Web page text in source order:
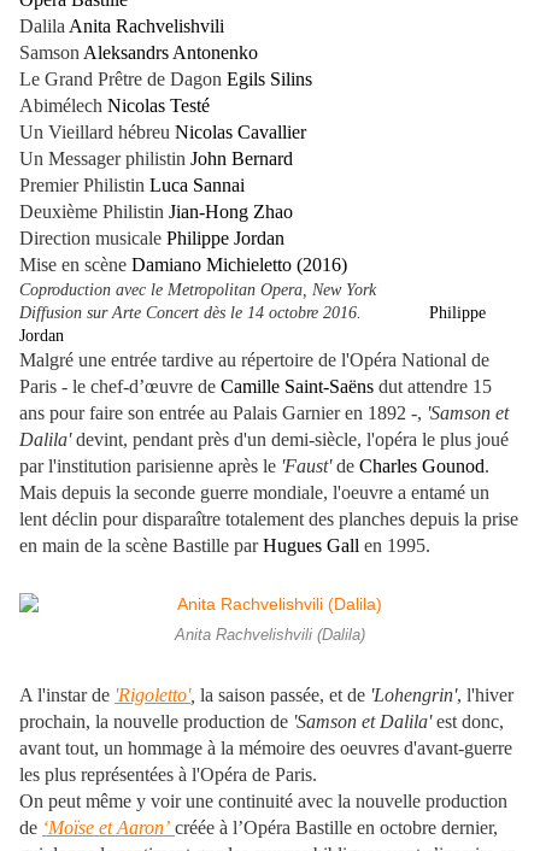
Dalila Anita Rachvelishvili
Samson Aleksandrs Antonenko
Le Grand Prêtre de Dagon Egils Silins
Abimélech Nicolas Testé
Un Vieillard hébreu Nicolas Cavallier
Un Messager philistin John Bernard
Premier Philistin Luca Sannai
Deuxième Philistin Jian-Hong Zhao
Direction musicale Philippe Jordan
Mise en scène Damiano Michieletto (2016)
Coproduction avec le Metropolitan Opera, New York
Diffusion sur Arte Concert dès le 14 octobre 2016.
Philippe
Jordan
Malgré une entrée tardive au répertoire de l'Opéra National de
Paris - le chef-d’œuvre de Camille Saint-Saëns dut attendre 15
ans pour faire son entrée au Palais Garnier en 1892 -, 'Samson et
Dalila'devint, pendant près d'un demi-siècle, l'opéra le plus joué
par l'institution parisienne après le 'Faust'de Charles Gounod.
Mais depuis la seconde guerre mondiale, l'oeuvre a entamé un
lent déclin pour disparaître totalement des planches depuis la prise
en main de la scène Bastille parHugues Gall en 1995.
Anita Rachvelishvili (Dalila)
A l'instar de 'Rigoletto', la saison passée, et de 'Lohengrin', l'hiver
prochain, la nouvelle production de 'Samson et Dalila'est donc,
avant tout, un hommage à la mémoire des oeuvres d'avant-guerre
les plus représentées à l'Opéra de Paris.
On peut même y voir une continuité avec la nouvelle production
de ‘Moïse et Aaron’ créée à l’Opéra Bastille en octobre dernier,